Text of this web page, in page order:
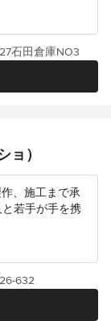
石田倉庫NO3
）
、施工まで承
若手が手を携
632